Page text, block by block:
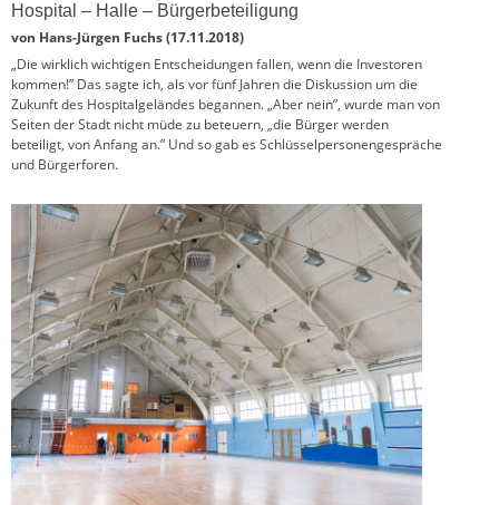
Hospital – Halle – Bürgerbeteiligung
von Hans-Jürgen Fuchs (17.11.2018)
„Die wirklich wichtigen Entscheidungen fallen, wenn die Investoren
kommen!” Das sagte ich, als vor fünf Jahren die Diskussion um die
Zukunft des Hospitalgeländes begannen. „Aber nein”, wurde man von
Seiten der Stadt nicht müde zu beteuern, „die Bürger werden
beteiligt, von Anfang an.” Und so gab es Schlüsselpersonengespräche
und Bürgerforen.